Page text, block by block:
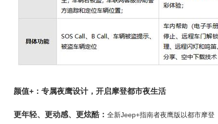
颜值+：专属夜鹰设计，开启摩登都市夜生活
更年轻、更动感、更炫酷： 全新Jeep+指南者夜鹰版以都市摩登